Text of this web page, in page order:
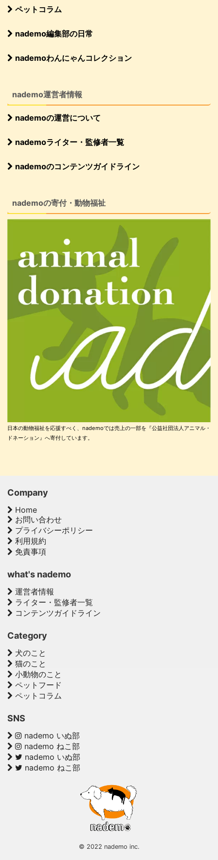
ペットコラム
nademo編集部の日常
nademoわんにゃんコレクション
nademo運営者情報
nademoの運営について
nademoライター・監修者一覧
nademoのコンテンツガイドライン
nademoの寄付・動物福祉
日本の動物福祉を応援すべく、nademoでは売上の一部を『公益社団法人アニマル・
ドネーション』へ寄付しています。
Company
Home
お問い合わせ
プライバシーポリシー
利用規約
免責事項
what's nademo
運営者情報
ライター・監修者一覧
コンテンツガイドライン
Category
犬のこと
猫のこと
小動物のこと
ペットフード
ペットコラム
SNS
nademo いぬ部
nademo ねこ部
nademo いぬ部
nademo ねこ部
© 2022 nademo inc.